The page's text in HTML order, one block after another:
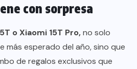
con sorpresa
o Xiaomi 15T Pro,no solo
más esperado del año, sino que
de regalos exclusivos que